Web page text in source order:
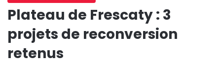
Plateau de Frescaty : 3
projets de reconversion
retenus